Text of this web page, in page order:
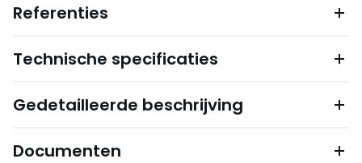
Referenties
Technische specificaties
Gedetailleerde beschrijving
Documenten